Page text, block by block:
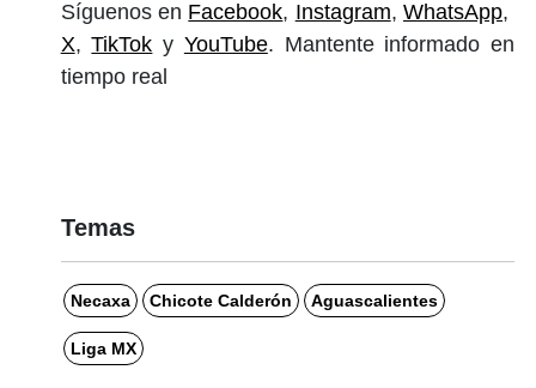
Síguenos en Facebook, Instagram,WhatsApp,
X,TikTok y YouTube. Mantente informado en
tiempo real
Temas
Necaxa Chicote Calderón Aguascalientes
Liga MX